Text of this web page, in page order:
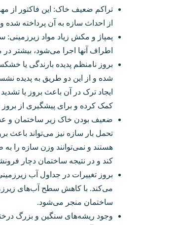
تراکم ضعیف خاک: این فاکتور از
از احداث سازه به آن پرداخته
پمپاژ و مکش زیاد مواد زیرزمینی:
اطراف آنها اجرا می‌شود،
بروز نامنظم پدیده بارندگی یا
شده و از این دو طریق به پدیده
ایجاد ترک در آن باعث بروز یا
کمک کرده و برای پیشگیری از
ضعیف بودن خاک زیر ساختمان و
تحمل بار سازه نیز می‌تواند
هستند و نمی‌توانند وزن سازه را
کند و در نتیجه ساختمان دچار
بروز تغییرات در جداول آب‌
می‌کند. با کاهش سطح آب‌های‌
ساختمان منجر می‌شود.
وجود ریشه‌های سنگین و بزرگ